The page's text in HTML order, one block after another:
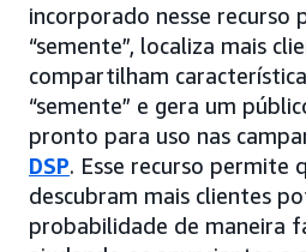
incorporado nesse recurso
“semente”, localiza mais
compartilham
“semente” e gera um
pronto para uso nas
DSP. Esse recurso permite
descubram mais clientes
probabilidade de maneira